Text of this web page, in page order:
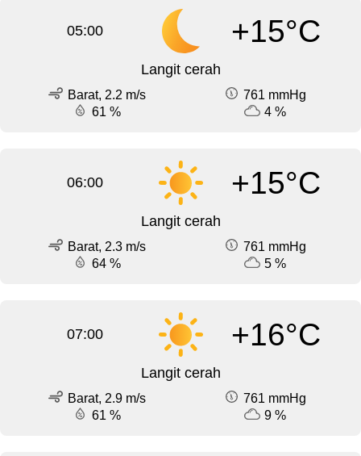
05:00 +15°C
Langit cerah
Barat, 2.2 m/s
761 mmHg
61 %
4 %
06:00 +15°C
Langit cerah
Barat, 2.3 m/s
761 mmHg
64 %
5 %
07:00 +16°C
Langit cerah
Barat, 2.9 m/s
761 mmHg
61 %
9 %